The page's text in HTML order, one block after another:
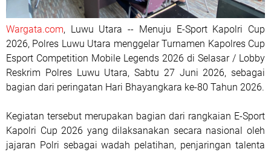
Wargata.com, Luwu Utara -- Menuju E-Sport Kapolri Cup
2026, Polres Luwu Utara menggelar Turnamen Kapolres Cup
Esport Competition Mobile Legends 2026 di Selasar / Lobby
Reskrim Polres Luwu Utara, Sabtu 27 Juni 2026, sebagai
bagian dari peringatan Hari Bhayangkara ke-80 Tahun 2026.
Kegiatan tersebut merupakan bagian dari rangkaian E-Sport
Kapolri Cup 2026 yang dilaksanakan secara nasional oleh
jajaran Polri sebagai wadah pelatihan, penjaringan talenta